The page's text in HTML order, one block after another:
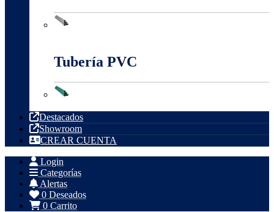
Tubería PVC
Destacados
Showroom
CREAR CUENTA
Login
Categorías
Alertas
0 Deseados
0 Carrito